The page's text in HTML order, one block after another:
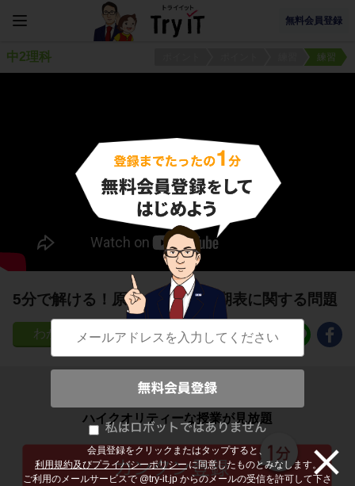
無料会員登録
会員登録をクリックまたはタップすると、
利用規約及びプライバシーポリシー に同意したものとみなします。
ご利用のメールサービスで @try-it.jp からのメールの受信を許可して下さ
中2理科 練習
5分で解ける！原子の性質と周期表に関する問題
114
子どもの勉強から大人の学び直しまで
ハイクオリティーな授業が見放題